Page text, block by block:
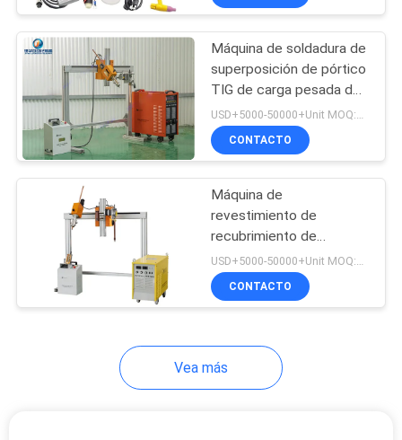
Máquina de
revestimiento de
tuberías
Máquina de
medición
Máquina de soldadura de
superposición de pórtico
TIG de carga pesada de
2000 mm 60 Hz
USD+5000-50000+Unit MOQ:1 unidad
CONTACTO
Máquina de
revestimiento de
recubrimiento de
soldadura de 2000 mm
resistente al desgaste
0,75kw
CONTACTO
Vea más